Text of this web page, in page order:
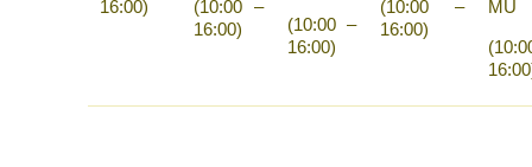
16:00)
(10:00 –
16:00)
(10:00 –
16:00)
(10:00 –
16:00)
MÚ